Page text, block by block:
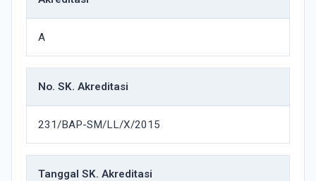
A
No. SK. Akreditasi
231/BAP-SM/LL/X/2015
Tanggal SK. Akreditasi